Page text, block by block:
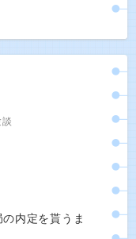
内定を貰うま